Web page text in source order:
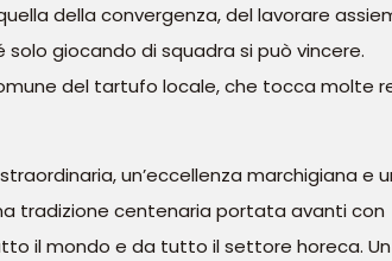
della convergenza, del lavorare
giocando di squadra si può vincere.
del tartufo locale, che tocca molte
un’eccellenza marchigiana e
tradizione centenaria portata avanti con
il mondo e da tutto il settore horeca. Un